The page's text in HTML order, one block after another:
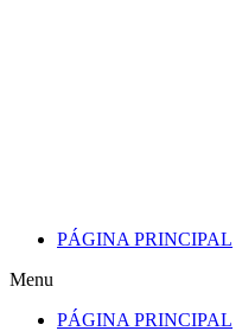
PÁGINA PRINCIPAL
Menu
PÁGINA PRINCIPAL